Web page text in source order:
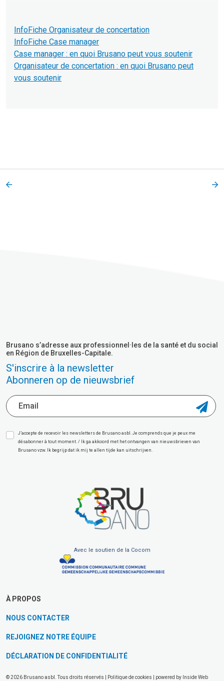
InfoFiche Organisateur de concertation
InfoFiche Case manager
Case manager : en quoi Brusano peut vous soutenir
Organisateur de concertation : en quoi Brusano peut
vous soutenir
Brusano s’adresse aux professionnel·les de la santé et du social
en Région de Bruxelles-Capitale.
S'inscrire à la newsletter
Abonneren op de nieuwsbrief
J’accepte de recevoir les newsletters de Brusano asbl. Je comprends que je peux me
désabonner à tout moment. / Ik ga akkoord met het ontvangen van nieuwsbrieven van
Brusano vzw. Ik begrijp dat ik mij te allen tijde kan uitschrijven.
Avec le soutien de la Cocom
À PROPOS
NOUS CONTACTER
REJOIGNEZ NOTRE ÉQUIPE
DÉCLARATION DE CONFIDENTIALITÉ
© 2026 Brusano asbl. Tous droits réservés | Politique de cookies | powered by Inside Web